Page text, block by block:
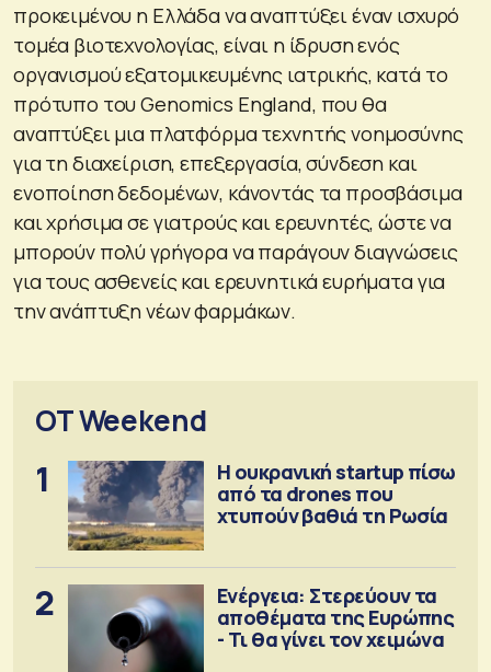
προκειμένου η Ελλάδα να αναπτύξει έναν ισχυρό
τομέα βιοτεχνολογίας, είναι η ίδρυση ενός
οργανισμού εξατομικευμένης ιατρικής, κατά το
πρότυπο του Genomics England, που θα
αναπτύξει μια πλατφόρμα τεχνητής νοημοσύνης
για τη διαχείριση, επεξεργασία, σύνδεση και
ενοποίηση δεδομένων, κάνοντάς τα προσβάσιμα
και χρήσιμα σε γιατρούς και ερευνητές, ώστε να
μπορούν πολύ γρήγορα να παράγουν διαγνώσεις
για τους ασθενείς και ερευνητικά ευρήματα για
την ανάπτυξη νέων φαρμάκων.
OT Weekend
1
Η ουκρανική startup πίσω
από τα drones που
χτυπούν βαθιά τη Ρωσία
2
Ενέργεια: Στερεύουν τα
αποθέματα της Ευρώπης
- Τι θα γίνει τον χειμώνα